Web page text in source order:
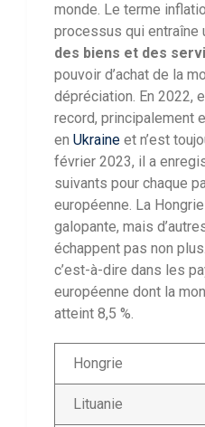
monde. Le terme
processus qui entraîne
des biens et des
pouvoir d’achat de la
dépréciation. En 2022,
record, principalement
en Ukraine et n’est
février 2023, il a
suivants pour chaque
européenne. La
galopante, mais
échappent pas non
c’est-à-dire dans les
européenne dont la
atteint 8,5 %.
Hongrie
Lituanie